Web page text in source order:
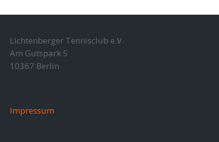
Lichtenberger Tennisclub e.V.
Am Gutspark 5
10367 Berlin
Impressum